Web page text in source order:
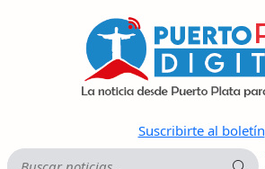
Suscribirte al boletín